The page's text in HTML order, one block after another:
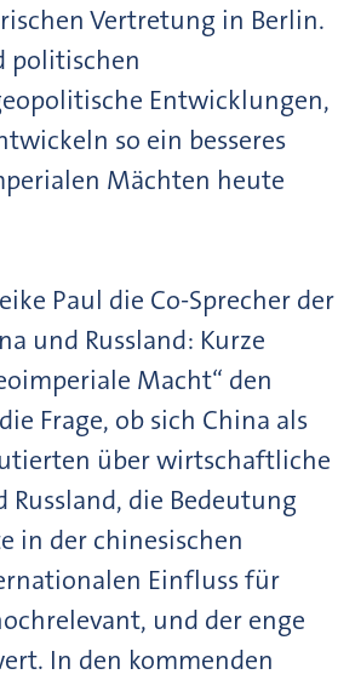
Vertretung in Berlin.
politischen
Entwicklungen,
so ein besseres
Mächten heute
Paul die Co-Sprecher der
und Russland: Kurze
Macht“ den
Frage, ob sich China als
über wirtschaftliche
die Bedeutung
in der chinesischen
Einfluss für
und der enge
In den kommenden